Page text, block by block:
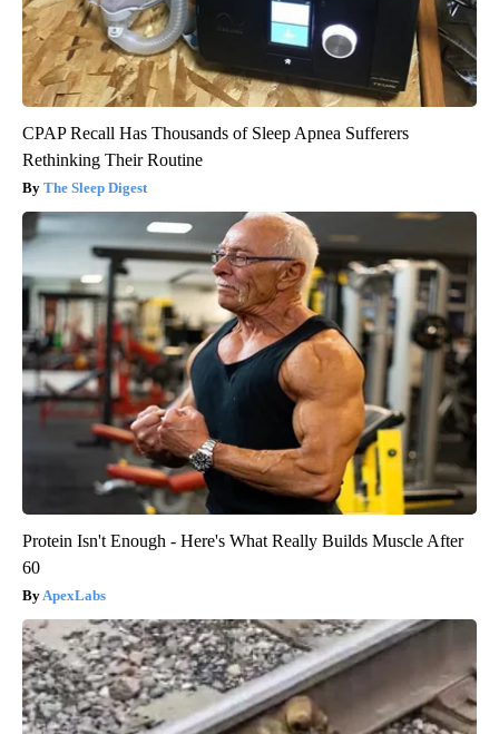
CPAP Recall Has Thousands of Sleep Apnea Sufferers
Rethinking Their Routine
The Sleep Digest
Protein Isn't Enough - Here's What Really Builds Muscle After
60
ApexLabs